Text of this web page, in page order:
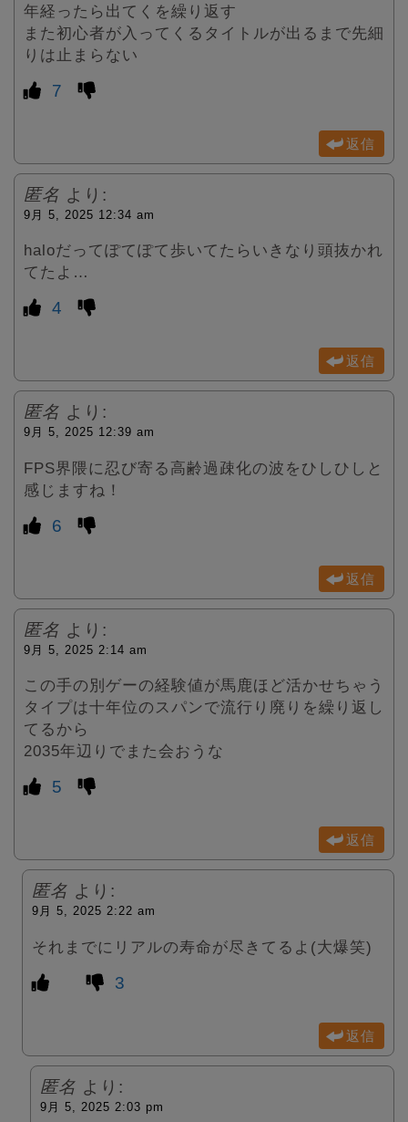
年経ったら出てくを繰り返す
また初心者が入ってくるタイトルが出るまで先細
りは止まらない
7
返信
匿名 より:
9月 5, 2025 12:34 am
haloだってぽてぽて歩いてたらいきなり頭抜かれ
てたよ…
4
返信
匿名 より:
9月 5, 2025 12:39 am
FPS界隈に忍び寄る高齢過疎化の波をひしひしと
感じますね！
6
返信
匿名 より:
9月 5, 2025 2:14 am
この手の別ゲーの経験値が馬鹿ほど活かせちゃう
タイプは十年位のスパンで流行り廃りを繰り返し
てるから
2035年辺りでまた会おうな
5
返信
匿名 より:
9月 5, 2025 2:22 am
それまでにリアルの寿命が尽きてるよ(大爆笑)
3
返信
匿名 より:
9月 5, 2025 2:03 pm